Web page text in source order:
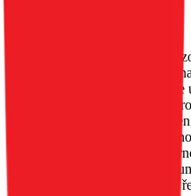
Pouzdro MEZZO s reliéfním
bankovek; má speciální kapsy
řemínku jej můžete mít
Vzor na pouzdru MEZZO, na
typu, nebyl malován ani
zajišťuje jeho trvanlivost,
pouzdra s jemnou,
Pouzdro má dvě kapsy na
karty, tak bankovky. Přiložený